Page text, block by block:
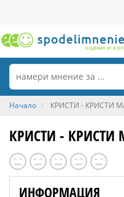
Начало КРИСТИ - КРИСТИ
КРИСТИ - КРИСТИ
ИНФОРМАЦИЯ